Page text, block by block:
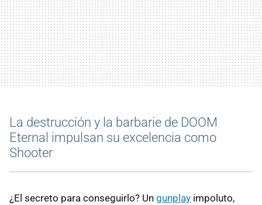
La destrucción y la barbarie de DOOM
Eternal impulsan su excelencia como
Shooter
¿El secreto para conseguirlo? Un gunplay impoluto,